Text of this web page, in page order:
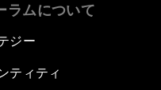
ラムについて
ジー
ティティ